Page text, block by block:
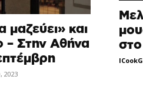
μαζεύει» και
– Στην Αθήνα
2023